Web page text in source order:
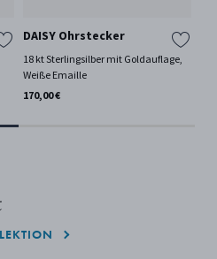
DAISY Ohrstecker
18 kt Sterlingsilber mit Goldauflage,
Weiße Emaille
170,00 €